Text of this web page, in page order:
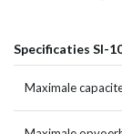
Specificaties SI-
Maximale